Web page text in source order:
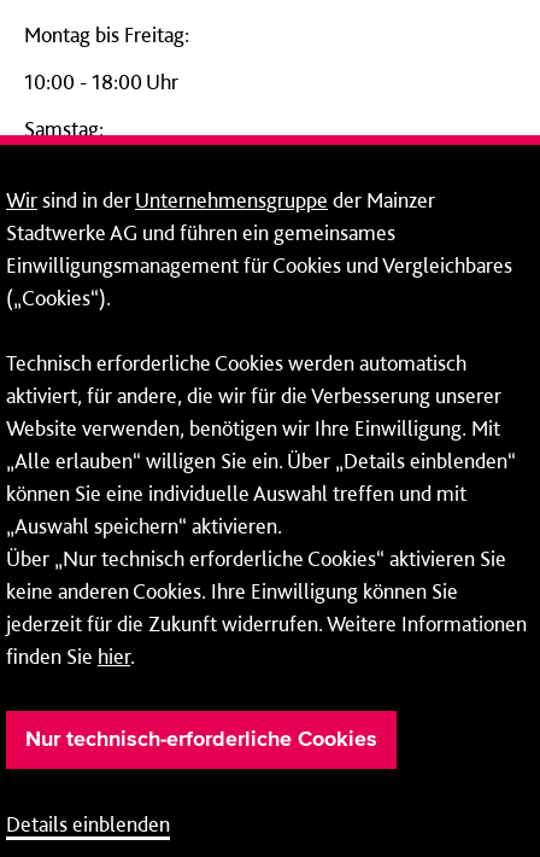
Montag bis Freitag:
10:00 - 18:00 Uhr
Samstag:
24-Stunden-Telefon*
06131 – 12 77 77
Fax: 06131 – 12 66 66
* Montags bis freitags bis 7 und ab 18 Uhr sowie an
Wochenenden und Feiertagen ganztags werden Ihre
Anrufe je nach Themenauswahl an ein Callcenter des
RMV oder von nextbike weitergeleitet. Dort erhalten Sie
ausschließlich Auskünfte zum Fahrplan bzw. zu
meinRad.
Wirsind in derUnternehmensgruppe der Mainzer
Stadtwerke AG und führen ein gemeinsames
Einwilligungsmanagement für Cookies und Vergleichbares
(„Cookies“).
Technisch erforderliche Cookies werden automatisch
aktiviert, für andere, die wir für die Verbesserung unserer
Website verwenden, benötigen wir Ihre Einwilligung. Mit
„Alle erlauben“ willigen Sie ein. Über „Details einblenden“
können Sie eine individuelle Auswahl treffen und mit
„Auswahl speichern“ aktivieren.
Über „Nur technisch erforderliche Cookies“ aktivieren Sie
keine anderen Cookies. Ihre Einwilligung können Sie
jederzeit für die Zukunft widerrufen. Weitere Informationen
finden Sie hier.
Nur technisch-erforderliche Cookies
Details einblenden